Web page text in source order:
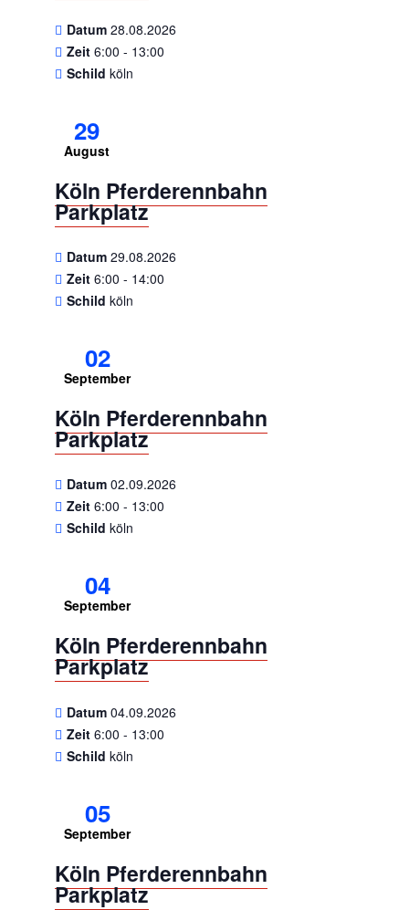
Datum 28.08.2026
Zeit 6:00 - 13:00
Schild köln
29
August
Köln Pferderennbahn
Parkplatz
Datum 29.08.2026
Zeit 6:00 - 14:00
Schild köln
02
September
Köln Pferderennbahn
Parkplatz
Datum 02.09.2026
Zeit 6:00 - 13:00
Schild köln
04
September
Köln Pferderennbahn
Parkplatz
Datum 04.09.2026
Zeit 6:00 - 13:00
Schild köln
05
September
Köln Pferderennbahn
Parkplatz